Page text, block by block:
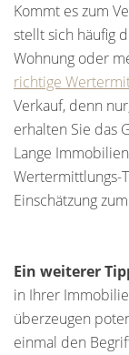
Kommt es zum
stellt sich häufig
Wohnung oder
richtige
Verkauf, denn
erhalten Sie das
Lange
Wertermittlungs-
Einschätzung
Ein weiterer
in Ihrer
überzeugen
einmal den